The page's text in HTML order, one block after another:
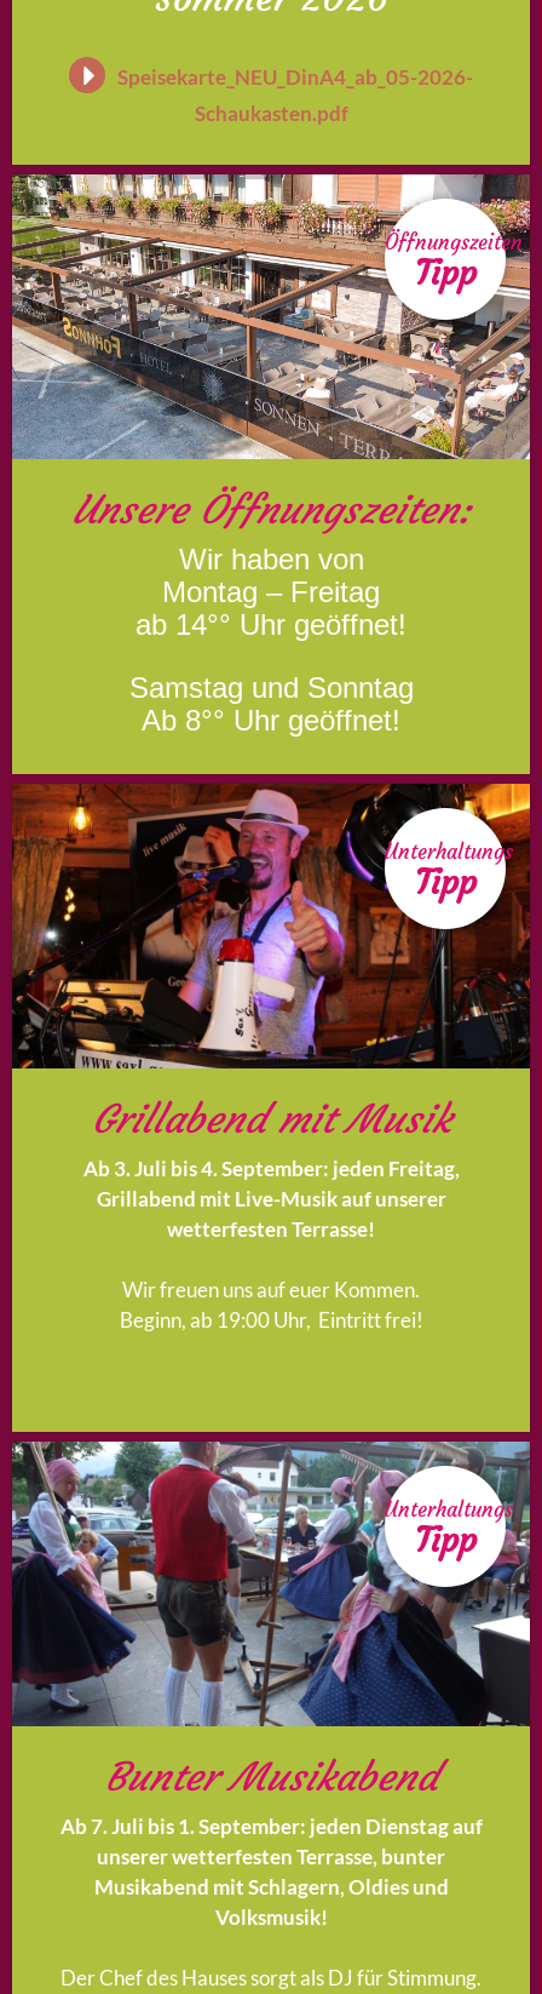
Speisekarte_NEU_DinA4_ab_05-2026-
Schaukasten.pdf
Öffnungszeiten
Tipp
Unsere Öffnungszeiten:
Wir haben von
Montag – Freitag
ab 14°° Uhr geöffnet!
Samstag und Sonntag
Ab 8°° Uhr geöffnet!
Unterhaltungs
Tipp
Grillabend mit Musik
Ab 3. Juli bis 4. September: jeden Freitag,
Grillabend mit Live-Musik auf unserer
wetterfesten Terrasse!
Wir freuen uns auf euer Kommen.
Beginn, ab 19:00 Uhr, Eintritt frei!
Unterhaltungs
Tipp
Bunter Musikabend
Ab 7. Juli bis 1. September: jeden Dienstag auf
unserer wetterfesten Terrasse, bunter
Musikabend mit Schlagern, Oldies und
Volksmusik!
Der Chef des Hauses sorgt als DJ für Stimmung.